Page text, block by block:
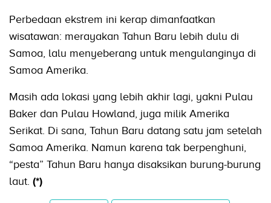
Perbedaan ekstrem ini kerap dimanfaatkan
wisatawan: merayakan Tahun Baru lebih dulu di
Samoa, lalu menyeberang untuk mengulanginya di
Samoa Amerika.
Masih ada lokasi yang lebih akhir lagi, yakni Pulau
Baker dan Pulau Howland, juga milik Amerika
Serikat. Di sana, Tahun Baru datang satu jam setelah
Samoa Amerika. Namun karena tak berpenghuni,
“pesta” Tahun Baru hanya disaksikan burung-burung
laut. (*)